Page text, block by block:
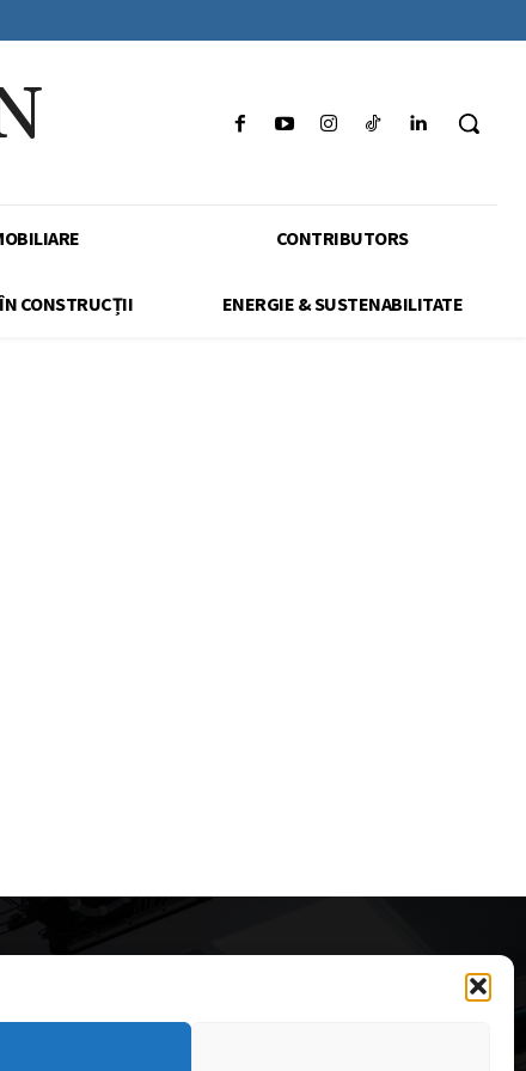
CONTRIBUTORS
CONSTRUCȚII ENERGIE & SUSTENABILITATE
Cele mai impresionante cabane